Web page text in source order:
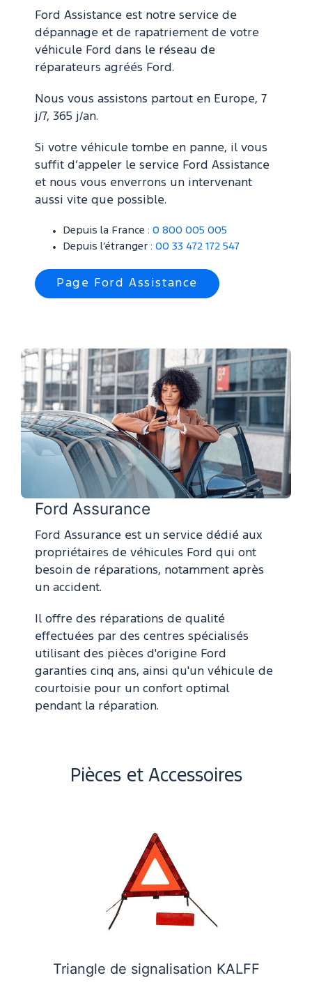
Ford Assistance est notre service de
dépannage et de rapatriement de votre
véhicule Ford dans le réseau de
réparateurs agréés Ford.
Nous vous assistons partout en Europe, 7
j/7, 365 j/an.
Si votre véhicule tombe en panne, il vous
suffit d’appeler le service Ford Assistance
et nous vous enverrons un intervenant
aussi vite que possible.
Depuis la France : 0 800 005 005
Depuis l’étranger : 00 33 472 172 547
Page Ford Assistance
Ford Assurance
Ford Assurance est un service dédié aux
propriétaires de véhicules Ford qui ont
besoin de réparations, notamment après
un accident.
Il offre des réparations de qualité
effectuées par des centres spécialisés
utilisant des pièces d'origine Ford
garanties cinq ans, ainsi qu'un véhicule de
courtoisie pour un confort optimal
pendant la réparation.
Pièces et Accessoires
Triangle de signalisation KALFF